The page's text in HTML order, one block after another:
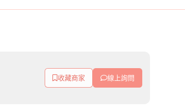
收藏商家 線上詢問